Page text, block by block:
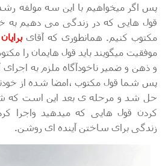
پس اگر میخواهیم با این سه مولفه رشد
قول هایی که در زندگی می دهیم به
مکتوب کنیم. همانطوری که آقای
موفقیت میگویند باید قول هایمان را
و ذهن و ضمیر ناخودآگاه ملزم به
پس شما قول مکتوب ،امضا شده از
حل شد و مرحله ی بعد این است که
کردن قول هایی که میدهید واجرا
زندگی برای ساختن آینده ای روشن.